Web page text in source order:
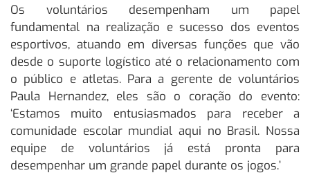
Os voluntários desempenham um papel
fundamental na realização e sucesso dos eventos
esportivos, atuando em diversas funções que vão
desde o suporte logístico até o relacionamento com
o público e atletas. Para a gerente de voluntários
Paula Hernandez, eles são o coração do evento:
‘Estamos muito entusiasmados para receber a
comunidade escolar mundial aqui no Brasil. Nossa
equipe de voluntários já está pronta para
desempenhar um grande papel durante os jogos.’